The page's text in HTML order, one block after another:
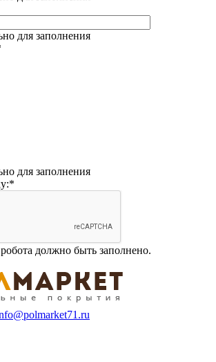
для заполнения
для заполнения
*
должно быть заполнено.